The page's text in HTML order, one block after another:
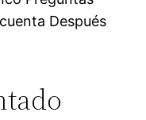
Después